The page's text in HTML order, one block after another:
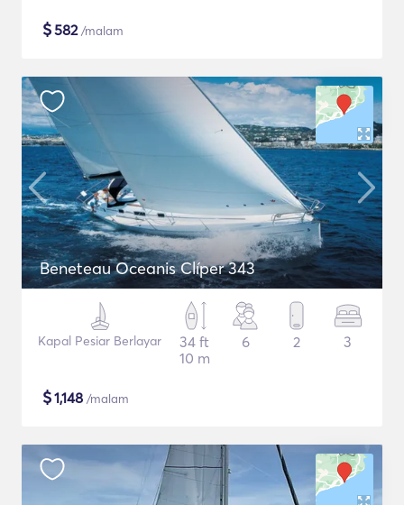
$582/malam
Beneteau Oceanis Clíper 343
Kapal Pesiar Berlayar
34 ft
10 m
6 2 3
$1,148 /malam